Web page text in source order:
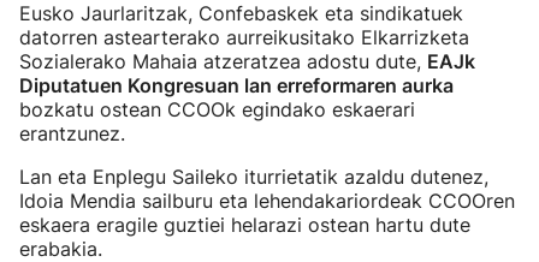
Eusko Jaurlaritzak, Confebaskek eta sindikatuek
datorren astearterako aurreikusitako Elkarrizketa
Sozialerako Mahaia atzeratzea adostu dute, EAJk
Diputatuen Kongresuan lan erreformaren aurka
bozkatu ostean CCOOk egindako eskaerari
erantzunez.
Lan eta Enplegu Saileko iturrietatik azaldu dutenez,
Idoia Mendia sailburu eta lehendakariordeak CCOOren
eskaera eragile guztiei helarazi ostean hartu dute
erabakia.